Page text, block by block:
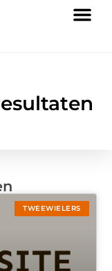
TWEEWIELERS